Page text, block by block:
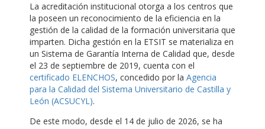
La acreditación institucional otorga a los centros que
la poseen un reconocimiento de la eficiencia en la
gestión de la calidad de la formación universitaria que
imparten. Dicha gestión en la ETSIT se materializa en
un Sistema de Garantía Interna de Calidad que, desde
el 23 de septiembre de 2019, cuenta con el
certificado ELENCHOS, concedido por la Agencia
para la Calidad del Sistema Universitario de Castilla y
León (ACSUCYL).
De este modo, desde el 14 de julio de 2026, se ha